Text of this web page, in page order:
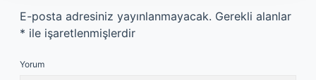
E-posta adresiniz yayınlanmayacak. Gerekli alanlar
* ile işaretlenmişlerdir
Yorum